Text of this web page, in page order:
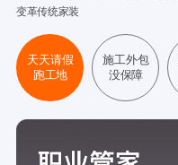
变革传统家装
天天请假
跑工地
施工外包
没保障